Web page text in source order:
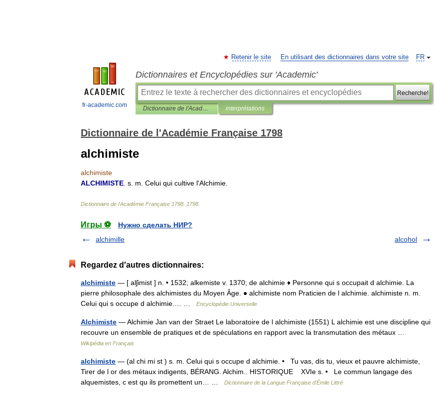
fr-academic.com
FR
Retenir le site En utilisant des dictionnaires dans votre site
Dictionnaires et Encyclopédies sur 'Academic'
Recherche!
Dictionnaire de l'Académie Française 1798 interprétations
Dictionnaire de l'Académie Française 1798
alchimiste
alchimiste
ALCHIMISTE s m Celui qui cultive l'Alchimie
Dictionnaire de l'Académie Française 1798 1798
Игры ⚽
Нужно сделать НИР?
alchimille
alcohol
Regardez d'autres dictionnaires:
alchimiste — [ alʃimist ] n. • 1532; alkemiste v. 1370; de alchimie ♦ Personne qui s occupait d alchimie. La
pierre philosophale des alchimistes du Moyen Âge. ● alchimiste nom Praticien de l alchimie. alchimiste n. m.
Celui qui s occupe d alchimie.… …
Encyclopédie Universelle
Alchimiste — Alchimie Jan van der Straet Le laboratoire de l alchimiste (1551) L alchimie est une discipline qui
recouvre un ensemble de pratiques et de spéculations en rapport avec la transmutation des métaux …
Wikipédia en Français
alchimiste — (al chi mi st ) s. m. Celui qui s occupe d alchimie. • Tu vas, dis tu, vieux et pauvre alchimiste,
Tirer de l or des métaux indigents, BÉRANG. Alchim.. HISTORIQUE XVIe s. • Le commun langage des
alquemistes, c est qu ils promettent un… …
Dictionnaire de la Langue Française d'Émile Littré